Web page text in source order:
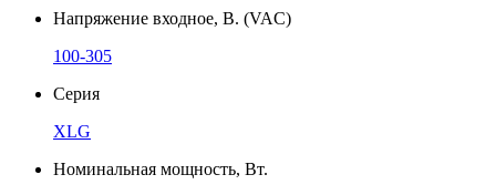
Напряжение входное, В. (VAC)
100-305
Серия
XLG
Номинальная мощность, Вт.